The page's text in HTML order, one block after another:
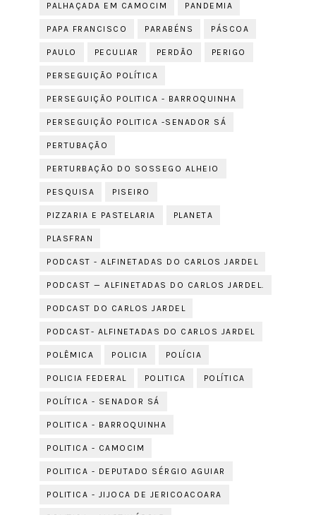
PALHAÇADA EM CAMOCIM PANDEMIA
PAPA FRANCISCO PARABÉNS PÁSCOA
PAULO PECULIAR PERDÃO PERIGO
PERSEGUIÇÃO POLÍTICA
PERSEGUIÇÃO POLITICA - BARROQUINHA
PERSEGUIÇÃO POLITICA -SENADOR SÁ
PERTUBAÇÃO
PERTURBAÇÃO DO SOSSEGO ALHEIO
PESQUISA PISEIRO
PIZZARIA E PASTELARIA PLANETA
PLASFRAN
PODCAST - ALFINETADAS DO CARLOS JARDEL
PODCAST — ALFINETADAS DO CARLOS JARDEL.
PODCAST DO CARLOS JARDEL
PODCAST- ALFINETADAS DO CARLOS JARDEL
POLÊMICA POLICIA POLÍCIA
POLICIA FEDERAL POLITICA POLÍTICA
POLÍTICA - SENADOR SÁ
POLITICA - BARROQUINHA
POLITICA - CAMOCIM
POLITICA - DEPUTADO SÉRGIO AGUIAR
POLITICA - JIJOCA DE JERICOACOARA